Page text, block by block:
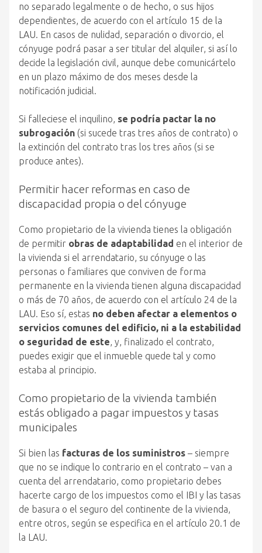
no separado legalmente o de hecho, o sus hijos
dependientes, de acuerdo con el artículo 15 de la
LAU. En casos de nulidad, separación o divorcio, el
cónyuge podrá pasar a ser titular del alquiler, si así lo
decide la legislación civil, aunque debe comunicártelo
en un plazo máximo de dos meses desde la
notificación judicial.
Si falleciese el inquilino, se podría pactar la no
subrogación (si sucede tras tres años de contrato) o
la extinción del contrato tras los tres años (si se
produce antes).
Permitir hacer reformas en caso de
discapacidad propia o del cónyuge
Como propietario de la vivienda tienes la obligación
de permitir obras de adaptabilidad en el interior de
la vivienda si el arrendatario, su cónyuge o las
personas o familiares que conviven de forma
permanente en la vivienda tienen alguna discapacidad
o más de 70 años, de acuerdo con el artículo 24 de la
LAU. Eso sí, estas no deben afectar a elementos o
servicios comunes del edificio, ni a la estabilidad
o seguridad de este, y, finalizado el contrato,
puedes exigir que el inmueble quede tal y como
estaba al principio.
Como propietario de la vivienda también
estás obligado a pagar impuestos y tasas
municipales
Si bien las facturas de los suministros – siempre
que no se indique lo contrario en el contrato – van a
cuenta del arrendatario, como propietario debes
hacerte cargo de los impuestos como el IBI y las tasas
de basura o el seguro del continente de la vivienda,
entre otros, según se especifica en el artículo 20.1 de
la LAU.